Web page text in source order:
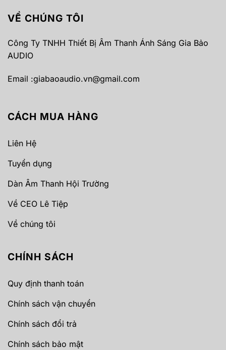
VỀ CHÚNG TÔI
Công Ty TNHH Thiết Bị Âm Thanh Ánh Sáng Gia Bảo
AUDIO
Email :giabaoaudio.vn@gmail.com
CÁCH MUA HÀNG
Liên Hệ
Tuyển dụng
Dàn Âm Thanh Hội Trường
Về CEO Lê Tiệp
Về chúng tôi
CHÍNH SÁCH
Quy định thanh toán
Chính sách vận chuyển
Chính sách đổi trả
Chính sách bảo mật